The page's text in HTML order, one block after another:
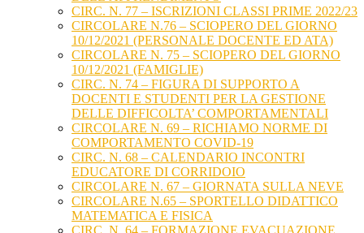
CIRC. N. 77 – ISCRIZIONI CLASSI PRIME 2022/23
CIRCOLARE N.76 – SCIOPERO DEL GIORNO
10/12/2021 (PERSONALE DOCENTE ED ATA)
CIRCOLARE N. 75 – SCIOPERO DEL GIORNO
10/12/2021 (FAMIGLIE)
CIRC. N. 74 – FIGURA DI SUPPORTO A
DOCENTI E STUDENTI PER LA GESTIONE
DELLE DIFFICOLTA’ COMPORTAMENTALI
CIRCOLARE N. 69 – RICHIAMO NORME DI
COMPORTAMENTO COVID-19
CIRC. N. 68 – CALENDARIO INCONTRI
EDUCATORE DI CORRIDOIO
CIRCOLARE N. 67 – GIORNATA SULLA NEVE
CIRCOLARE N.65 – SPORTELLO DIDATTICO
MATEMATICA E FISICA